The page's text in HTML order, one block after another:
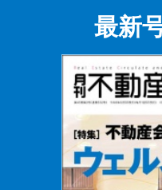
最新